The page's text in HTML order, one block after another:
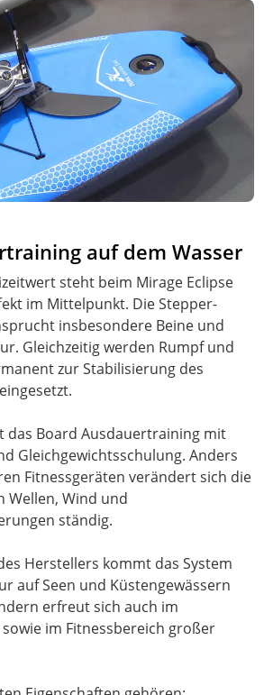
auf dem Wasser
steht beim Mirage Eclipse
im Mittelpunkt. Die Stepper-
insbesondere Beine und
Gleichzeitig werden Rumpf und
zur Stabilisierung des
das Board Ausdauertraining mit
Gleichgewichtsschulung. Anders
Fitnessgeräten verändert sich die
Wellen, Wind und
ständig.
Herstellers kommt das System
auf Seen und Küstengewässern
erfreut sich auch im
im Fitnessbereich großer